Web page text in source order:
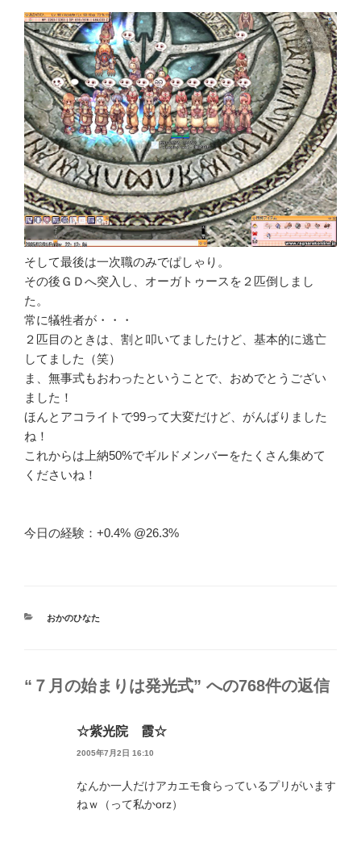
そして最後は一次職のみでぱしゃり。
その後ＧＤへ突入し、オーガトゥースを２匹倒しまし
た。
常に犠牲者が・・・
２匹目のときは、割と叩いてましたけど、基本的に逃亡
してました（笑）
ま、無事式もおわったということで、おめでとうござい
ました！
ほんとアコライトで99って大変だけど、がんばりました
ね！
これからは上納50%でギルドメンバーをたくさん集めて
くださいね！
今日の経験：+0.4% @26.3%
カ
おかのひなた
“７月の始まりは発光式” への768件の返信
☆紫光院 霞☆
2005年7月2日 16:10
なんか一人だけアカエモ食らっているプリがいます
ねｗ（って私かorz）